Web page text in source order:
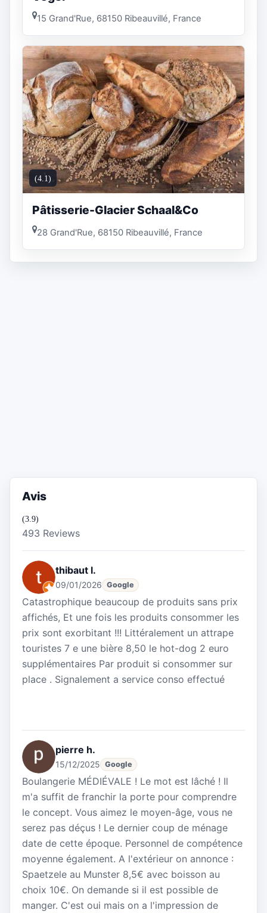
15 Grand'Rue, 68150 Ribeauvillé, France
(4.1)
Pâtisserie-Glacier Schaal&Co
28 Grand'Rue, 68150 Ribeauvillé, France
Avis
(3.9)
493 Reviews
thibaut l.
09/01/2026 Google
Catastrophique beaucoup de produits sans prix
affichés, Et une fois les produits consommer les
prix sont exorbitant !!! Littéralement un attrape
touristes 7 e une bière 8,50 le hot-dog 2 euro
supplémentaires Par produit si consommer sur
place . Signalement a service conso effectué
pierre h.
15/12/2025 Google
Boulangerie MÉDIÉVALE ! Le mot est lâché ! Il
m'a suffit de franchir la porte pour comprendre
le concept. Vous aimez le moyen-âge, vous ne
serez pas déçus ! Le dernier coup de ménage
date de cette époque. Personnel de compétence
moyenne également. A l'extérieur on annonce :
Spaetzele au Munster 8,5€ avec boisson au
choix 10€. On demande si il est possible de
manger. C'est oui mais on a l'impression de